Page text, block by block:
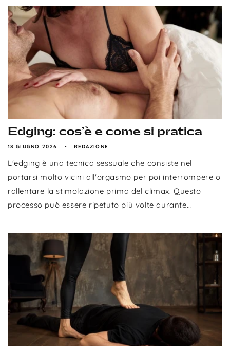
Edging: cos’è e come si pratica
18 GIUGNO 2026 REDAZIONE
L'edging è una tecnica sessuale che consiste nel
portarsi molto vicini all'orgasmo per poi interrompere o
rallentare la stimolazione prima del climax. Questo
processo può essere ripetuto più volte durante...